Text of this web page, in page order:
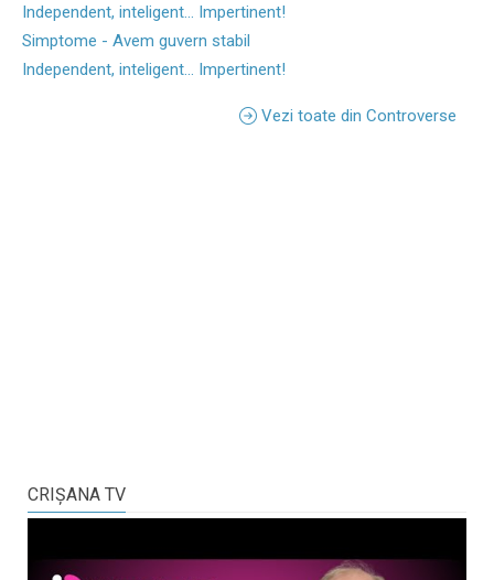
Independent, inteligent... Impertinent!
Simptome - Avem guvern stabil
Independent, inteligent... Impertinent!
Vezi toate din Controverse
CRIŞANA TV